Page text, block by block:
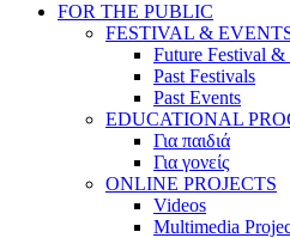
FOR THE PUBLIC
FESTIVAL &
Future Festival &
Past Festivals
Past Events
EDUCATIONAL
Για παιδιά
Για γονείς
ONLINE PROJECTS
Videos
Multimedia